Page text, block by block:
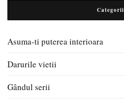
Categorii
Asuma-ti puterea interioara
Darurile vietii
Gândul serii